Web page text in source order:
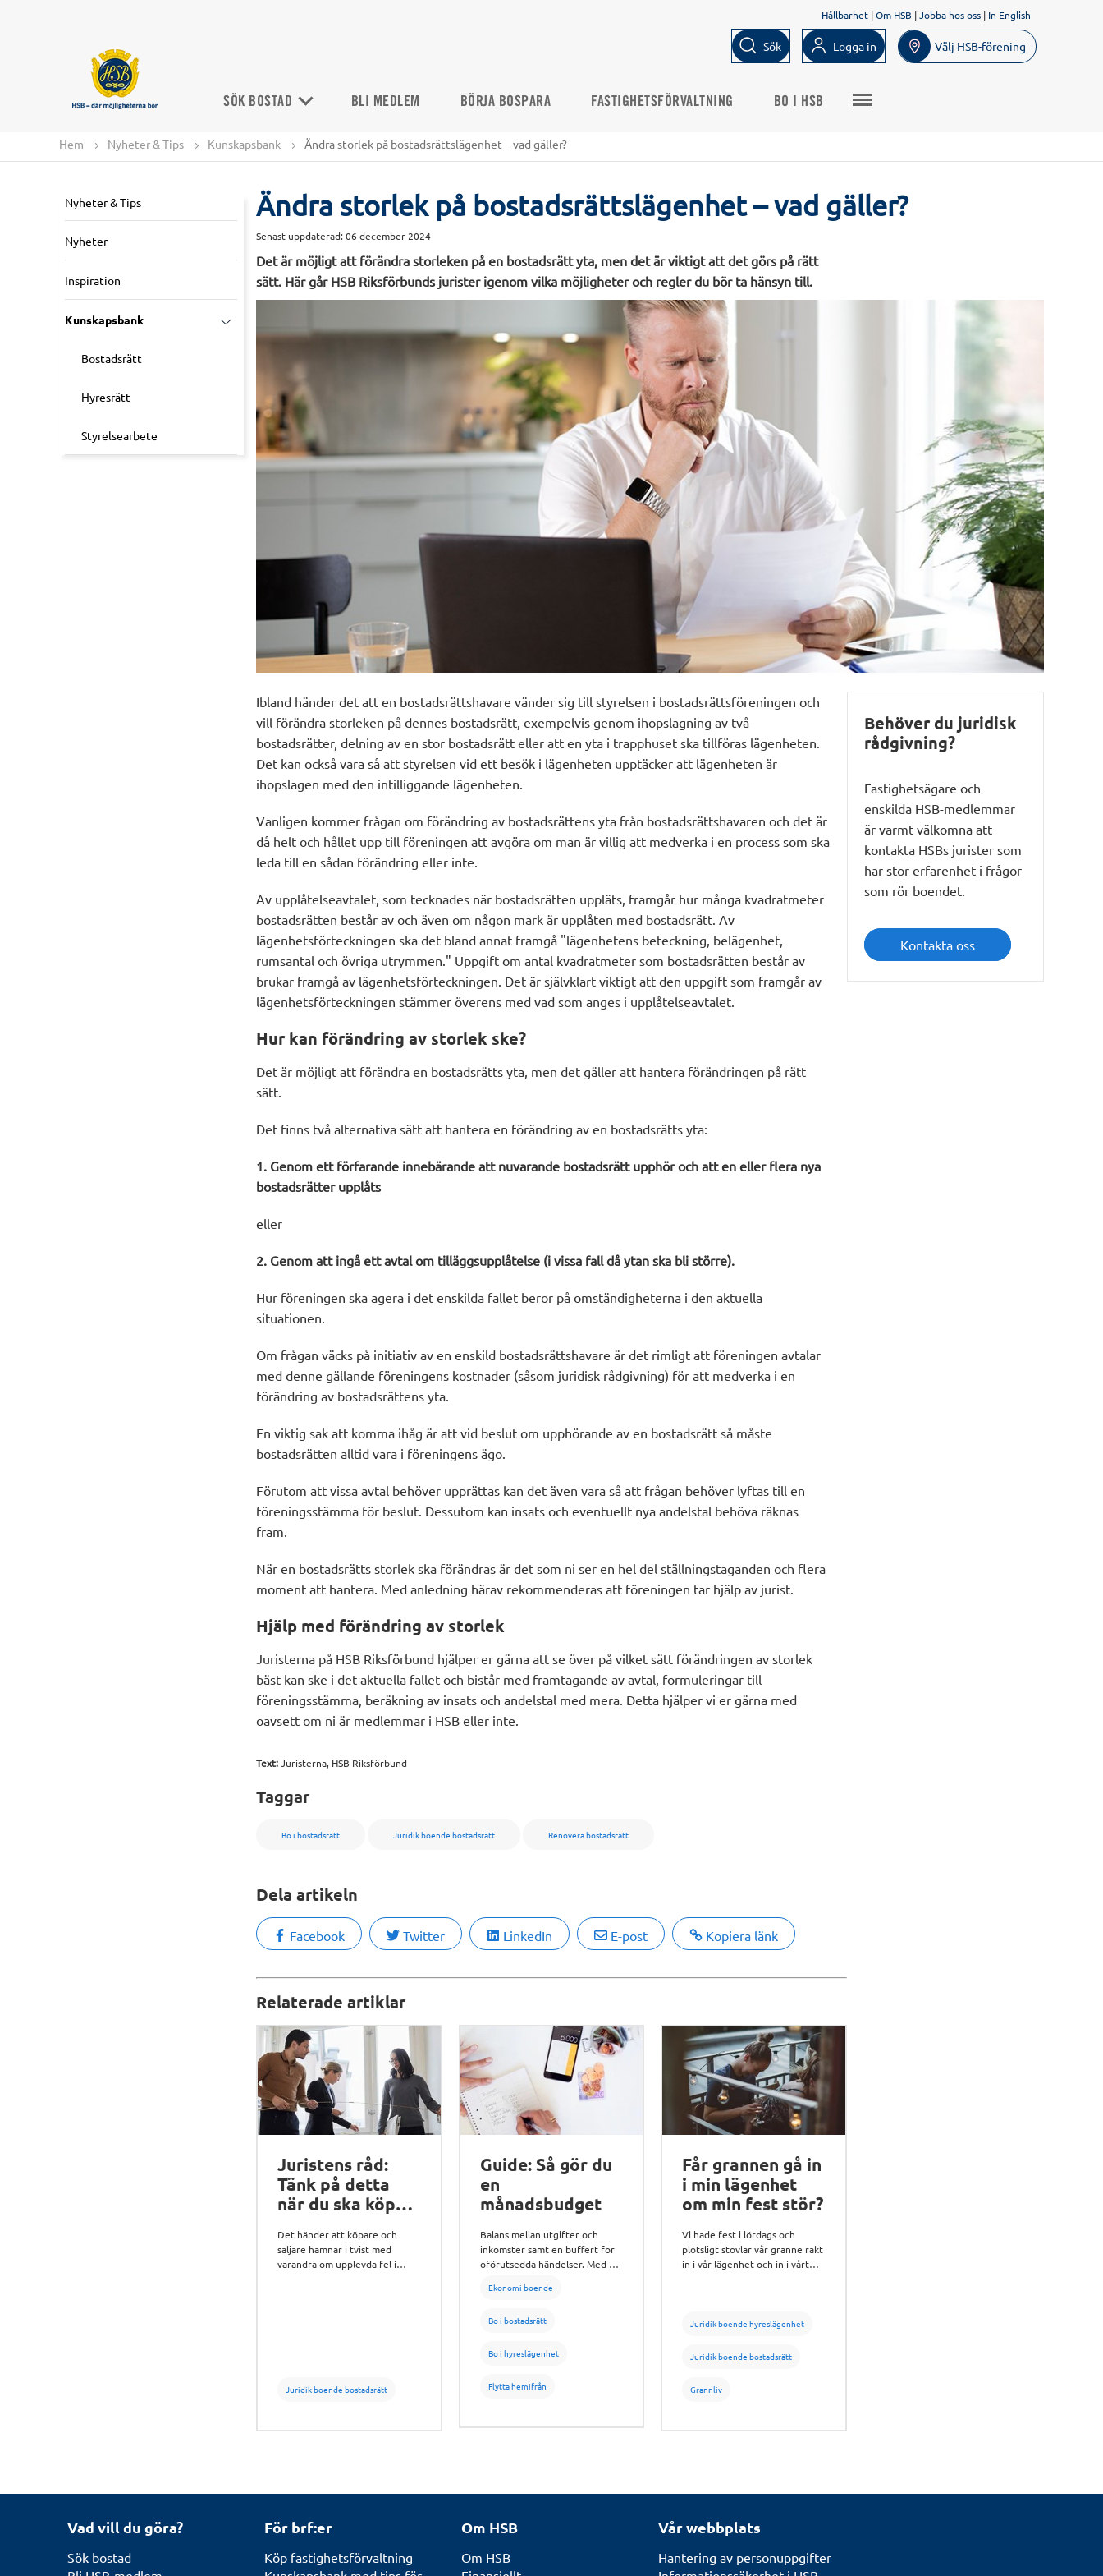
Hållbarhet |Om HSB |Jobba hos oss | In English
Sök Logga in Välj HSB-förening
SÖK BOSTAD BLI MEDLEM BÖRJA BOSPARA FASTIGHETSFÖRVALTNING BO I HSB
Hem Nyheter & Tips Kunskapsbank Ändra storlek på bostadsrättslägenhet – vad gäller?
Nyheter & Tips
Nyheter
Inspiration
Kunskapsbank
Bostadsrätt
Hyresrätt
Styrelsearbete
Ändra storlek på bostadsrättslägenhet – vad gäller?
Senast uppdaterad:06 december 2024
Det är möjligt att förändra storleken på en bostadsrätt yta, men det är viktigt att det görs på rätt
sätt. Här går HSB Riksförbunds jurister igenom vilka möjligheter och regler du bör ta hänsyn till.
Ibland händer det att en bostadsrättshavare vänder sig till styrelsen i bostadsrättsföreningen och
vill förändra storleken på dennes bostadsrätt, exempelvis genom ihopslagning av två
bostadsrätter, delning av en stor bostadsrätt eller att en yta i trapphuset ska tillföras lägenheten.
Det kan också vara så att styrelsen vid ett besök i lägenheten upptäcker att lägenheten är
ihopslagen med den intilliggande lägenheten.
Vanligen kommer frågan om förändring av bostadsrättens yta från bostadsrättshavaren och det är
då helt och hållet upp till föreningen att avgöra om man är villig att medverka i en process som ska
leda till en sådan förändring eller inte.
Av upplåtelseavtalet, som tecknades när bostadsrätten uppläts, framgår hur många kvadratmeter
bostadsrätten består av och även om någon mark är upplåten med bostadsrätt. Av
lägenhetsförteckningen ska det bland annat framgå "lägenhetens beteckning, belägenhet,
rumsantal och övriga utrymmen." Uppgift om antal kvadratmeter som bostadsrätten består av
brukar framgå av lägenhetsförteckningen. Det är självklart viktigt att den uppgift som framgår av
lägenhetsförteckningen stämmer överens med vad som anges i upplåtelseavtalet.
Hur kan förändring av storlek ske?
Det är möjligt att förändra en bostadsrätts yta, men det gäller att hantera förändringen på rätt
sätt.
Det finns två alternativa sätt att hantera en förändring av en bostadsrätts yta:
1. Genom ett förfarande innebärande att nuvarande bostadsrätt upphör och att en eller flera nya
bostadsrätter upplåts
eller
2. Genom att ingå ett avtal om tilläggsupplåtelse (i vissa fall då ytan ska bli större).
Hur föreningen ska agera i det enskilda fallet beror på omständigheterna i den aktuella
situationen.
Om frågan väcks på initiativ av en enskild bostadsrättshavare är det rimligt att föreningen avtalar
med denne gällande föreningens kostnader (såsom juridisk rådgivning) för att medverka i en
förändring av bostadsrättens yta.
En viktig sak att komma ihåg är att vid beslut om upphörande av en bostadsrätt så måste
bostadsrätten alltid vara i föreningens ägo.
Förutom att vissa avtal behöver upprättas kan det även vara så att frågan behöver lyftas till en
föreningsstämma för beslut. Dessutom kan insats och eventuellt nya andelstal behöva räknas
fram.
När en bostadsrätts storlek ska förändras är det som ni ser en hel del ställningstaganden och flera
moment att hantera. Med anledning härav rekommenderas att föreningen tar hjälp av jurist.
Hjälp med förändring av storlek
Juristerna på HSB Riksförbund hjälper er gärna att se över på vilket sätt förändringen av storlek
bäst kan ske i det aktuella fallet och bistår med framtagande av avtal, formuleringar till
föreningsstämma, beräkning av insats och andelstal med mera. Detta hjälper vi er gärna med
oavsett om ni är medlemmar i HSB eller inte.
Text:Juristerna, HSB Riksförbund
Taggar
Bo i bostadsrätt Juridik boende bostadsrätt Renovera bostadsrätt
Dela artikeln
Facebook Twitter LinkedIn E-post Kopiera länk
Relaterade artiklar
Juristens råd:
Tänk på detta
när du ska köpa
Det händer att köpare och
säljare hamnar i tvist med
varandra om upplevda fel i
Juridik boende bostadsrätt
Guide: Så gör du
en
månadsbudget
Balans mellan utgifter och
inkomster samt en buffert för
oförutsedda händelser. Med en
koll på din ekonomi.
Ekonomi boende
Bo i bostadsrätt
Bo i hyreslägenhet
Flytta hemifrån
Får grannen gå in
i min lägenhet
om min fest stör?
Vi hade fest i lördags och
plötsligt stövlar vår granne rakt
in i vår lägenhet och in i vårt
Juridik boende hyreslägenhet
Juridik boende bostadsrätt
Grannliv
Behöver du juridisk
rådgivning?
Fastighetsägare och
enskilda HSB-medlemmar
är varmt välkomna att
kontakta HSBs jurister som
har stor erfarenhet i frågor
som rör boendet.
Kontakta oss
Vad vill du göra?
Sök bostad
För brf:er
Köp fastighetsförvaltning
Om HSB
Om HSB
Vår webbplats
Hantering av personuppgifter